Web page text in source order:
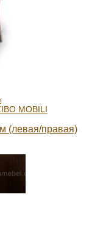
MOBILI
(левая/правая)